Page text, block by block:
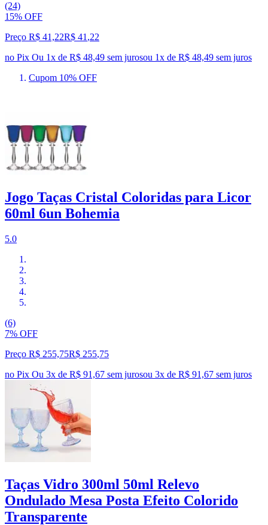
(24)
15% OFF
Preço R$ 41,22R$ 41 ,22
no Pix Ou 1x de R$ 48,49 sem jurosou 1x de R$ 48,49 sem juros
Cupom 10% OFF
Jogo Taças Cristal Coloridas para Licor
60ml 6un Bohemia
5.0
(6)
7% OFF
Preço R$ 255,75R$ 255,75
no Pix Ou 3x de R$ 91,67 sem jurosou 3x de R$ 91,67 sem juros
Taças Vidro 300ml 50ml Relevo
Ondulado Mesa Posta Efeito Colorido
Transparente